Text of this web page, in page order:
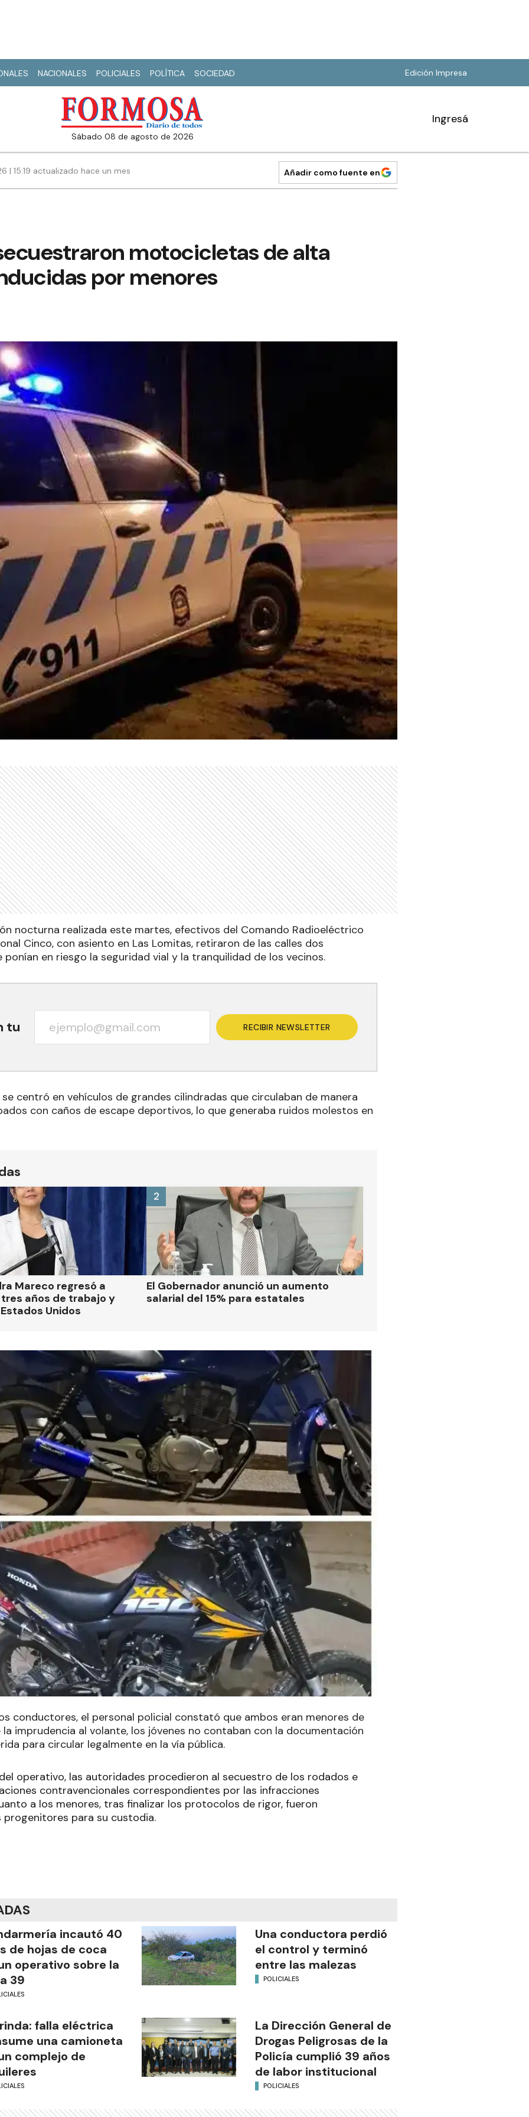
NACIONALES POLICIALES POLÍTICA SOCIEDAD Edición Impresa
sábado 08 de agosto de 2026
Ingresá
| 15:19 actualizado hace un mes Añadir como fuente en
motocicletas de alta
por menores
nocturna realizada este martes, efectivos del Comando Radioeléctrico
Cinco, con asiento en Las Lomitas, retiraron de las calles dos
en riesgo la seguridad vial y la tranquilidad de los vecinos.
tu RECIBIR NEWSLETTER
centró en vehículos de grandes cilindradas que circulaban de manera
con caños de escape deportivos, lo que generaba ruidos molestos en
Mareco regresó a
años de trabajo y
Unidos
El Gobernador anunció un aumento
salarial del 15% para estatales
2
conductores, el personal policial constató que ambos eran menores de
la imprudencia al volante, los jóvenes no contaban con la documentación
para circular legalmente en la vía pública.
operativo, las autoridades procedieron al secuestro de los rodados e
contravencionales correspondientes por las infracciones
a los menores, tras finalizar los protocolos de rigor, fueron
progenitores para su custodia.
incautó 40
de hojas de coca
operativo sobre la
39
Una conductora perdió
el control y terminó
entre las malezas
POLICIALES
falla eléctrica
una camioneta
complejo de
La Dirección General de
Drogas Peligrosas de la
Policía cumplió 39 años
de labor institucional
POLICIALES